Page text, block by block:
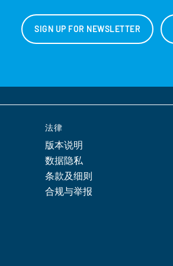
SIGN UP FOR NEWSLETTER
法律
版本说明
数据隐私
条款及细则
合规与举报